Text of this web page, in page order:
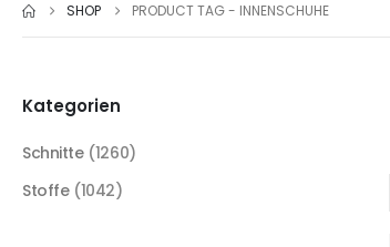
SHOP PRODUCT TAG - INNENSCHUHE
Kategorien
Schnitte (1260)
Stoffe (1042)